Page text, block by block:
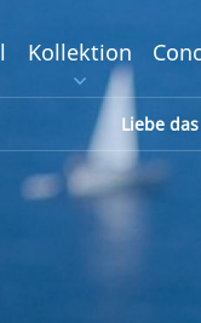
Kollektion
Liebe